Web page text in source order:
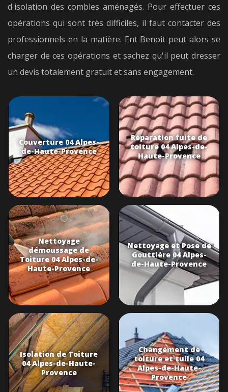
d'isolation des combles aménagés. Pour effectuer ces
opérations qui sont très difficiles, il faut contacter des
professionnels en la matière. Ent Benoit peut alors se
charger de ces opérations et sachez qu'il peut dresser
un devis totalement gratuit et sans engagement.
Couverture 04 Alpes-
de-Haute-Provence
Réparation fuite de
toiture 04 Alpes-de-
Haute-Provence
Nettoyage
démoussage de
Toiture 04 Alpes-de-
Haute-Provence
Nettoyage et Pose de
Gouttière 04 Alpes-
de-Haute-Provence
Isolation de Toiture
04 Alpes-de-Haute-
Provence
Changement de
toiture et tuile 04
Alpes-de-Haute-
Provence